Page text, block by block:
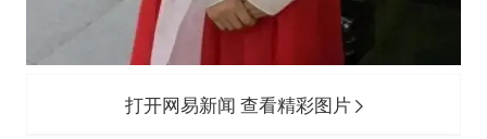
打开网易新闻 查看精彩图片